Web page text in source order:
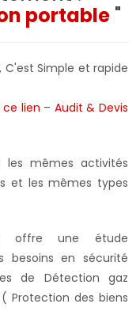
portable "
Simple et rapide
ce lien – Audit & Devis
les mêmes activités
et les mêmes types
offre une étude
besoins en sécurité
de Détection gaz
Protection des biens